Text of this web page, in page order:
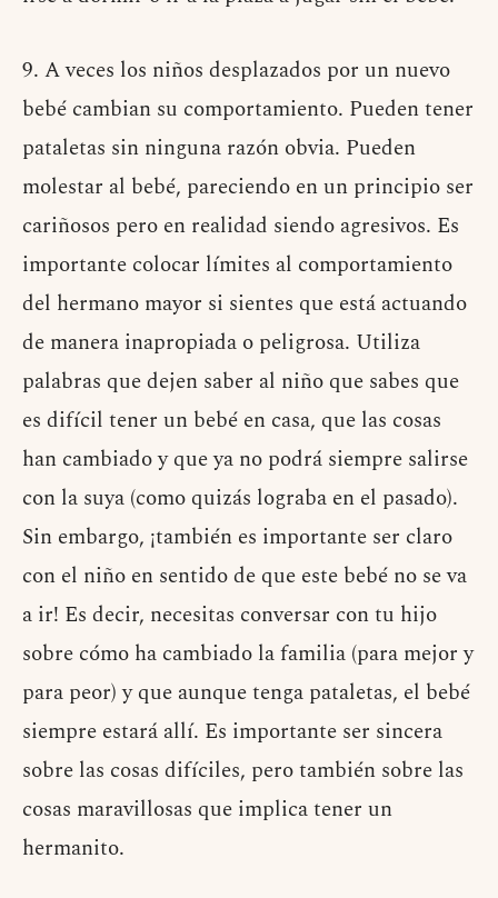
9. A veces los niños desplazados por un nuevo
bebé cambian su comportamiento. Pueden tener
pataletas sin ninguna razón obvia. Pueden
molestar al bebé, pareciendo en un principio ser
cariñosos pero en realidad siendo agresivos. Es
importante colocar límites al comportamiento
del hermano mayor si sientes que está actuando
de manera inapropiada o peligrosa. Utiliza
palabras que dejen saber al niño que sabes que
es difícil tener un bebé en casa, que las cosas
han cambiado y que ya no podrá siempre salirse
con la suya (como quizás lograba en el pasado).
Sin embargo, ¡también es importante ser claro
con el niño en sentido de que este bebé no se va
a ir! Es decir, necesitas conversar con tu hijo
sobre cómo ha cambiado la familia (para mejor y
para peor) y que aunque tenga pataletas, el bebé
siempre estará allí. Es importante ser sincera
sobre las cosas difíciles, pero también sobre las
cosas maravillosas que implica tener un
hermanito.